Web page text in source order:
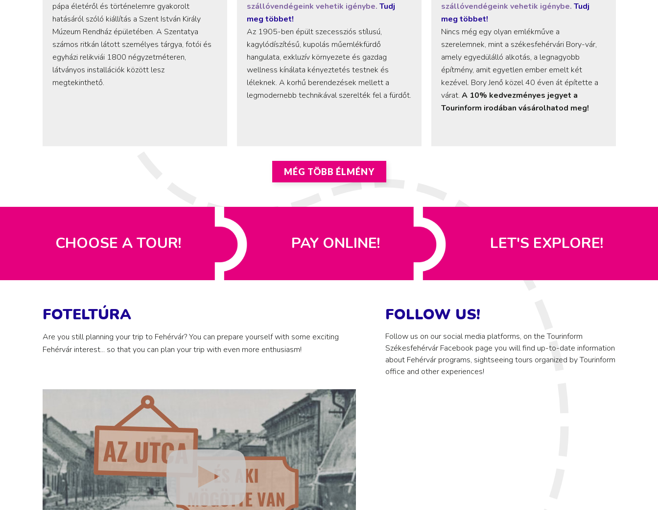
pápa életéről és történelemre gyakorolt
hatásáról szóló kiállítás a Szent István Király
Múzeum Rendház épületében. A Szentatya
számos ritkán látott személyes tárgya, fotói és
egyházi relikviái 1800 négyzetméteren,
látványos installációk között lesz
megtekinthető.
szállóvendégeink vehetik igénybe. Tudj
meg többet!
Az 1905-ben épült szecessziós stílusú,
kagylódíszítésű, kupolás műemlékfürdő
hangulata, exkluzív környezete és gazdag
wellness kínálata kényeztetés testnek és
léleknek. A korhű berendezések mellett a
legmodernebb technikával szerelték fel a fürdőt.
szállóvendégeink vehetik igénybe. Tudj
meg többet!
Nincs még egy olyan emlékműve a
szerelemnek, mint a székesfehérvári Bory-vár,
amely egyedülálló alkotás, a legnagyobb
építmény, amit egyetlen ember emelt két
kezével. Bory Jenő közel 40 éven át építette a
várat. A 10% kedvezményes jegyet a
Tourinform irodában vásárolhatod meg!
MÉG TÖBB ÉLMÉNY
CHOOSE A TOUR! PAY ONLINE! LET'S EXPLORE!
FOTELTÚRA
Are you still planning your trip to Fehérvár? You can prepare yourself with some exciting
Fehérvár interest... so that you can plan your trip with even more enthusiasm!
FOLLOW US!
Follow us on our social media platforms, on the Tourinform
Székesfehérvár Facebook page you will find up-to-date information
about Fehérvár programs, sightseeing tours organized by Tourinform
office and other experiences!